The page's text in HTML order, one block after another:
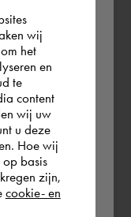
in Rest of
country
wij
het
en
te
content
wij uw
u deze
Hoe wij
basis
zijn,
cookie- en